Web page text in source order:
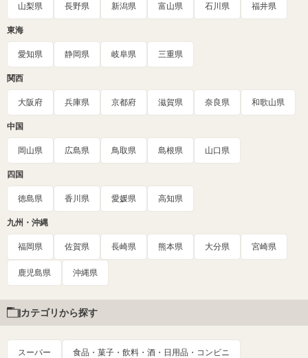
山梨県 長野県 新潟県 富山県 石川県 福井県
東海
愛知県 静岡県 岐阜県 三重県
関西
大阪府 兵庫県 京都府 滋賀県 奈良県 和歌山県
中国
岡山県 広島県 鳥取県 島根県 山口県
四国
徳島県 香川県 愛媛県 高知県
九州・沖縄
福岡県 佐賀県 長崎県 熊本県 大分県 宮崎県
鹿児島県 沖縄県
カテゴリから探す
スーパー 食品・菓子・飲料・酒・日用品・コンビニ